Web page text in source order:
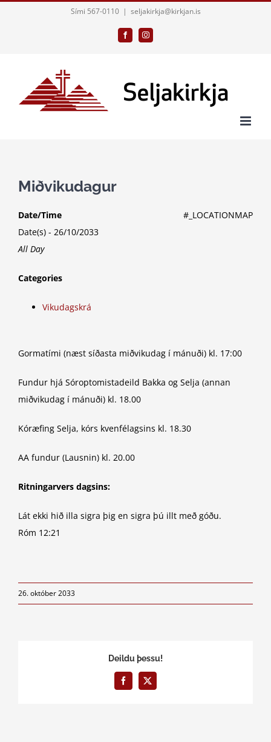
Sími 567-0110 | seljakirkja@kirkjan.is
FacebookInstagram
Miðvikudagur
#_LOCATIONMAP
Date/Time
Date(s) - 26/10/2033
All Day
Categories
Vikudagskrá
Gormatími (næst síðasta miðvikudag í mánuði) kl. 17:00
Fundur hjá Sóroptomistadeild Bakka og Selja (annan
miðvikudag í mánuði) kl. 18.00
Kóræfing Selja, kórs kvenfélagsins kl. 18.30
AA fundur (Lausnin) kl. 20.00
Ritningarvers dagsins:
Lát ekki hið illa sigra þig en sigra þú illt með góðu.
Róm 12:21
26. október 2033
Deildu þessu!
Facebook
X